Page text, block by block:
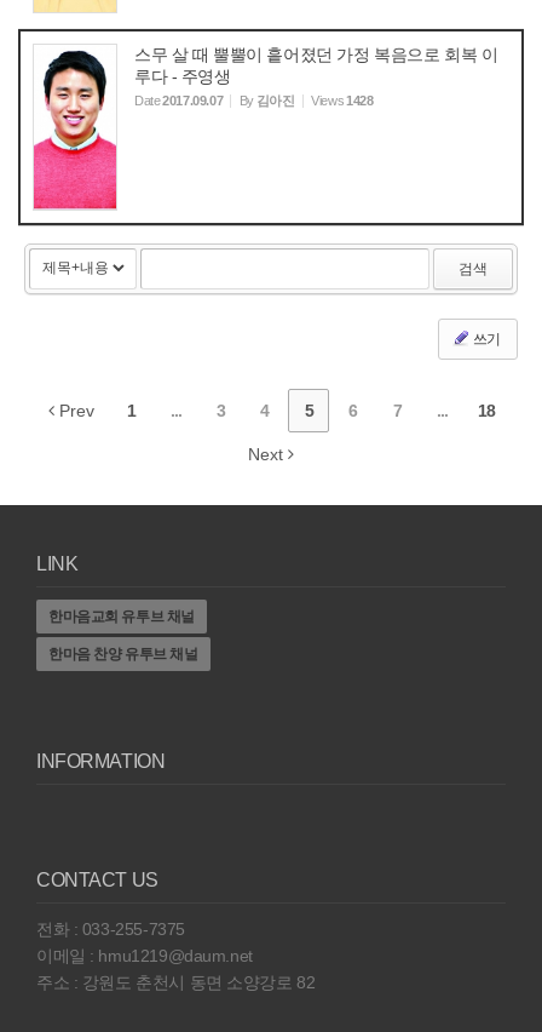
스무 살 때 뿔뿔이 흩어졌던 가정 복음으로 회복 이
루다 - 주영생
Date2017.09.07 By 김아진 Views1428
검색
쓰기
Prev 1 ... 3 4 5 6 7 ... 18
Next
LINK
한마음교회 유투브 채널
한마음 찬양 유투브 채널
INFORMATION
CONTACT US
전화 : 033-255-7375
이메일 : hmu1219@daum.net
주소 : 강원도 춘천시 동면 소양강로 82